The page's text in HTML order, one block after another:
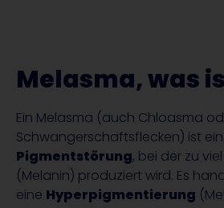
Melasma, was
Ein Melasma (auch Chloasma
Schwangerschaftsflecken) ist
Pigmentstörung, bei der zu
(Melanin) produziert wird. Es
eine Hyperpigmentierung